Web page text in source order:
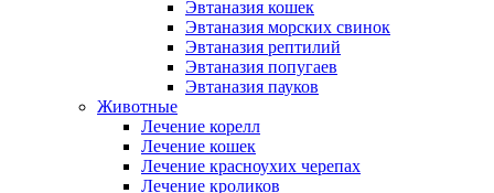
Эвтаназия кошек
Эвтаназия морских свинок
Эвтаназия рептилий
Эвтаназия попугаев
Эвтаназия пауков
Животные
Лечение корелл
Лечение кошек
Лечение красноухих черепах
Лечение кроликов